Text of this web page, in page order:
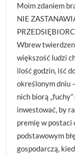
Moim zdaniem
NIE
Wbrew
większość ludzi
ilość godzin, iść
określonym dniu
nich biorą
inwestować, by
premię w postaci
podstawowym
gospodarczą,